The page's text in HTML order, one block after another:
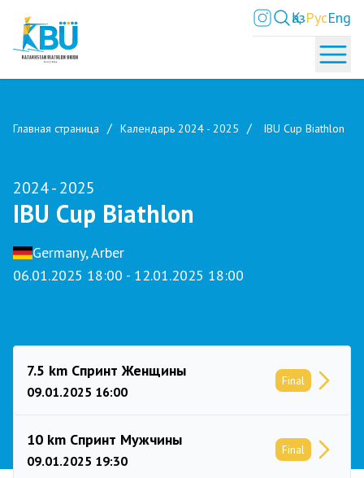
ҚазРусEng
Главная страница Календарь 2024 - 2025 IBU Cup Biathlon
2024 - 2025
IBU Cup Biathlon
Germany, Arber
06.01.2025 18:00 - 12.01.2025 18:00
7.5 km Спринт Женщины
09.01.2025 16:00
Final
10 km Спринт Мужчины
09.01.2025 19:30
Final